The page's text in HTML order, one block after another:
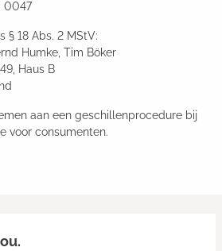
0047
§ 18 Abs. 2 MStV:
Humke, Tim Böker
Haus B
aan een geschillenprocedure bij
voor consumenten.